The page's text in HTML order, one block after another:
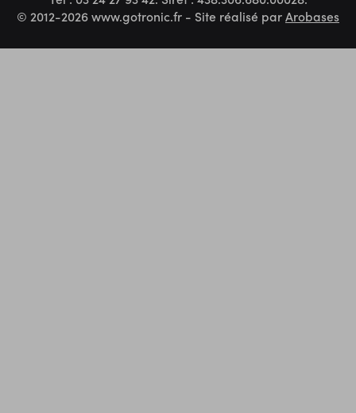
© 2012-2026 www.gotronic.fr - Site réalisé parArobases